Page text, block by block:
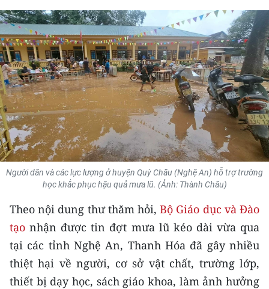
Y TẾ
KHOA HỌC - CÔNG NGHỆ
MÔI TRƯỜNG
BẠN ĐỌC
KIỂM CHỨNG THÔNG TIN
TRI THỨC CHUYÊN SÂU
54 DÂN TỘC VIỆT NAM
CHƯƠNG TRÌNH OCOP - MỖI XÃ
MỘT SẢN PHẨM
RADIO
Người dân và các lực lượng ở huyện Quỳ Châu (Nghệ An) hỗ trợ trường
học khắc phục hậu quả mưa lũ. (Ảnh: Thành Châu)
Theo nội dung thư thăm hỏi,Bộ Giáo dục và Đào
tạo nhận được tin đợt mưa lũ kéo dài vừa qua
tại các tỉnh Nghệ An, Thanh Hóa đã gây nhiều
thiệt hại về người, cơ sở vật chất, trường lớp,
thiết bị dạy học, sách giáo khoa, làm ảnh hưởng